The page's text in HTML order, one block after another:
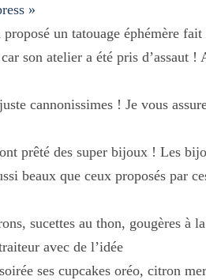
»
un tatouage éphémère
son atelier a été pris d’assaut !
cannonissimes ! Je vous
prêté des super bijoux ! Les
beaux que ceux proposés par
sucettes au thon, gougères à
avec de l’idée
ses cupcakes oréo, citron